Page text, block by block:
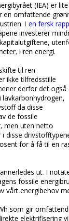
(IEA) er lite
en omfattende
I en fersk
investerer
i ren energi.
til ren
ikke tilfredsstille
derfor det også
da disse
de fossile
men uten netto
i disse
for å få til en
ut. I
fossile
vårt energibehov
som gir
elektrifisering